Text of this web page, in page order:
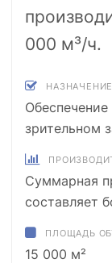
000 м³/ч.
НАЗНАЧЕНИЕ
зрительном
Суммарная
составляет
ПЛОЩАДЬ
15 000 м²